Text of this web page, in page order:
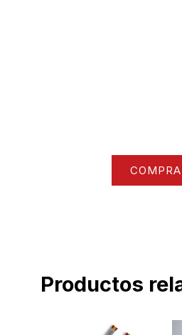
Productos